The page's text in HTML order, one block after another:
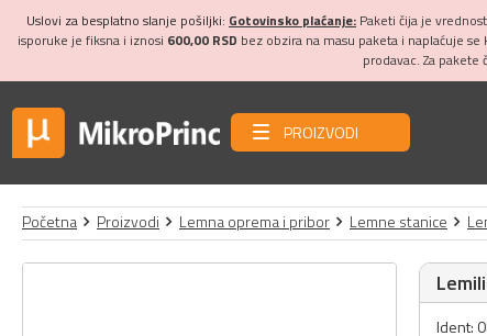
Uslovi za besplatno slanje pošiljki: Gotovinsko plaćanje: Paketi čija je
isporuke je fiksna i iznosi 600,00 RSD bez obzira na masu paketa i naplaćuje
prodavac. Za
PROIZVODI
Početna Proizvodi Lemna oprema i pribor Lemne stanice
Ident: